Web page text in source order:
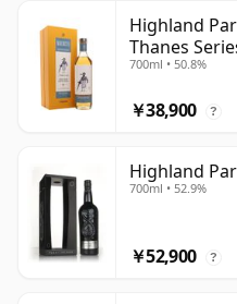
Highland
Thanes
700ml • 50.8%
￥38,900 ?
Highland
700ml • 52.9%
￥52,900 ?